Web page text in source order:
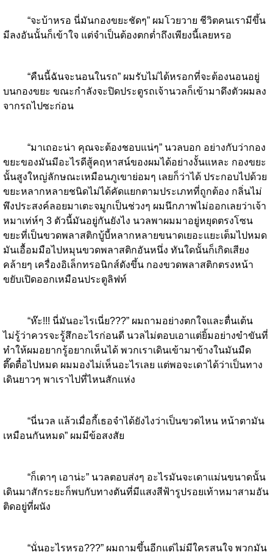
“จะบ้าหรอ นี่มันกองขยะชัดๆ” ผมโวยวาย ชีวิตคนเรามีขึ้น
มีลงอันนั้นก็เข้าใจ แต่จำเป็นต้องตกต่ำถึงเพียงนี้เลยหรอ
“คืนนี้ฉันจะนอนในรถ” ผมรับไม่ได้หรอกที่จะต้องนอนอยู่
บนกองขยะ ขณะกำลังจะปิดประตูรถเจ้านวลก็เข้ามาดึงตัวผมลง
จากรถไปซะก่อน
“มาเถอะน่า คุณจะต้องชอบแน่ๆ” นวลบอก อย่างกับว่ากอง
ขยะของมันมีอะไรดีสู้คฤหาสน์ของผมได้อย่างงั้นแหละ กองขยะ
นั้นสูงใหญ่ลักษณะเหมือนภูเขาย่อมๆ เลยก็ว่าได้ ประกอบไปด้วย
ขยะหลากหลายชนิดไม่ได้คัดแยกตามประเภทที่ถูกต้อง กลิ่นไม่
พึงประสงค์ลอยมาเตะจมูกเป็นช่วงๆ ผมนึกภาพไม่ออกเลยว่าเจ้า
หมาเท่ห์ๆ 3 ตัวนี้มันอยู่กันยังไง นวลพาผมมาอยู่หยุดตรงโซน
ขยะที่เป็นขวดพลาสติกบู้บี้หลากหลายขนาดเยอะแยะเต็มไปหมด
มันเอื้อมมือไปหมุนขวดพลาสติกอันหนึ่ง ทันใดนั้นก็เกิดเสียง
คล้ายๆ เครื่องอิเล็กทรอนิกส์ดังขึ้น กองขวดพลาสติกตรงหน้า
ขยับเปิดออกเหมือนประตูลิฟท์
“ห๊ะ!!! นี่มันอะไรเนี่ย???” ผมถามอย่างตกใจและตื่นเต้น
ไม่รู้ว่าควรจะรู้สึกอะไรก่อนดี นวลไม่ตอบเอาแต่ยิ้มอย่างขำขันที่
ทำให้ผมอยากรู้อยากเห็นได้ พวกเราเดินเข้ามาข้างในมันมืด
ตึ๊ดตื๋อไปหมด ผมมองไม่เห็นอะไรเลย แต่พอจะเดาได้ว่าเป็นทาง
เดินยาวๆ พาเราไปที่ไหนสักแห่ง
“นี่นวล แล้วเมื่อกี้เธอจำได้ยังไงว่าเป็นขวดไหน หน้าตามัน
เหมือนกันหมด” ผมมีข้อสงสัย
“ก็เดาๆ เอาน่ะ” นวลตอบส่งๆ อะไรมันจะเดาแม่นขนาดนั้น
เดินมาสักระยะก็พบกับทางตันที่มีแสงสีฟ้ารูปรอยเท้าหมา​สามอัน
ติดอยู่ที่ผนัง
“นั่นอะไรหรอ???” ผมถามขึ้นอีกแต่ไม่มีใครสนใจ พวกมัน